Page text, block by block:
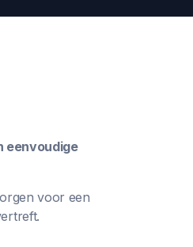
eenvoudige
voor een